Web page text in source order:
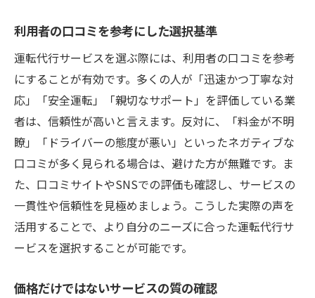
利用者の口コミを参考にした選択基準
運転代行サービスを選ぶ際には、利用者の口コミを参考
にすることが有効です。多くの人が「迅速かつ丁寧な対
応」「安全運転」「親切なサポート」を評価している業
者は、信頼性が高いと言えます。反対に、「料金が不明
瞭」「ドライバーの態度が悪い」といったネガティブな
口コミが多く見られる場合は、避けた方が無難です。ま
た、口コミサイトやSNSでの評価も確認し、サービスの
一貫性や信頼性を見極めましょう。こうした実際の声を
活用することで、より自分のニーズに合った運転代行サ
ービスを選択することが可能です。
価格だけではないサービスの質の確認